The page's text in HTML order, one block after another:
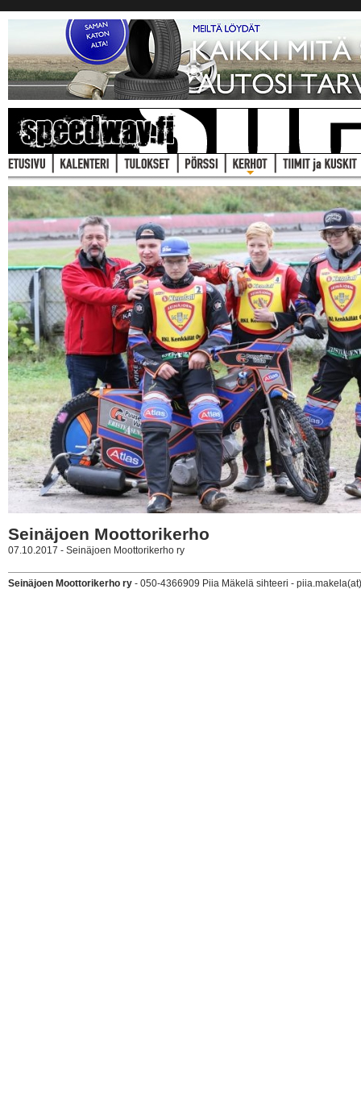
Seinäjoen Moottorikerho
07.10.2017 - Seinäjoen Moottorikerho ry
Seinäjoen Moottorikerho ry - 050-4366909 Piia Mäkelä sihteeri -